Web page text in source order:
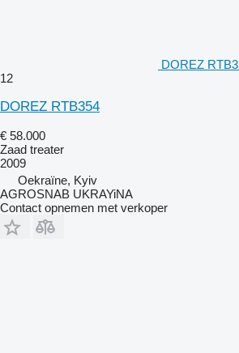
DOREZ
12
DOREZ RTB354
€ 58.000
Zaad treater
2009
Oekraïne, Kyiv
AGROSNAB UKRAYiNA
Contact opnemen met verkoper